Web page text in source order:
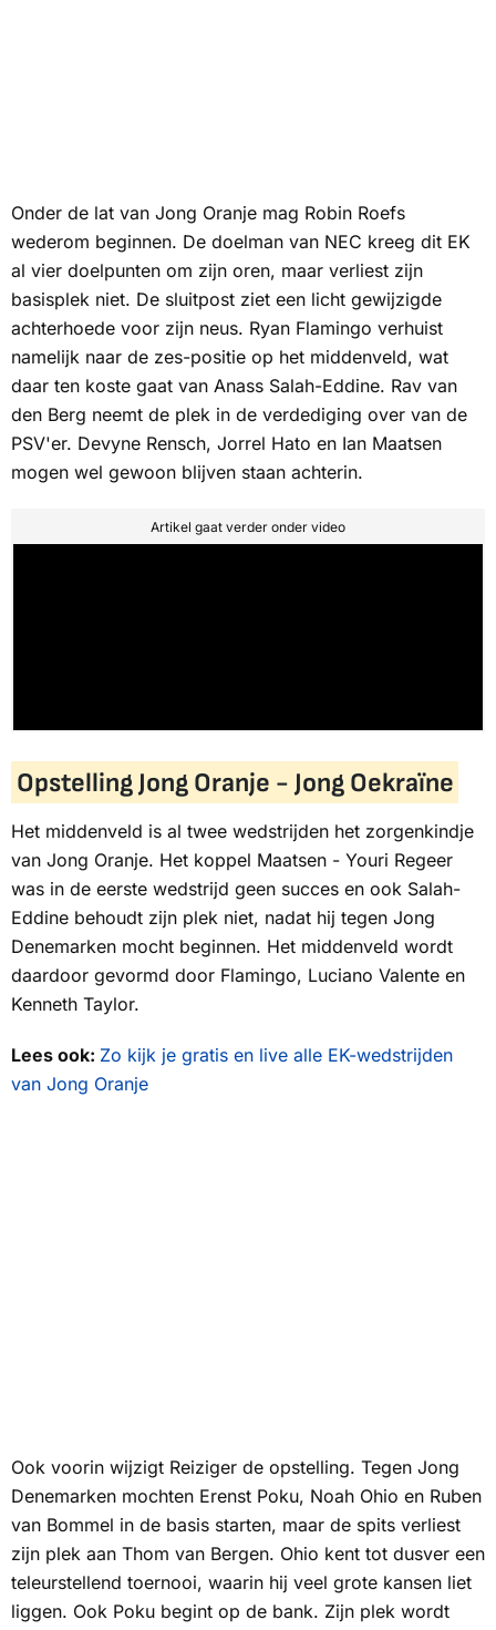
Onder de lat van Jong Oranje mag Robin Roefs
wederom beginnen. De doelman van NEC kreeg dit EK
al vier doelpunten om zijn oren, maar verliest zijn
basisplek niet. De sluitpost ziet een licht gewijzigde
achterhoede voor zijn neus. Ryan Flamingo verhuist
namelijk naar de zes-positie op het middenveld, wat
daar ten koste gaat van Anass Salah-Eddine. Rav van
den Berg neemt de plek in de verdediging over van de
PSV'er. Devyne Rensch, Jorrel Hato en Ian Maatsen
mogen wel gewoon blijven staan achterin.
Artikel gaat verder onder video
Opstelling Jong Oranje - Jong Oekraïne
Het middenveld is al twee wedstrijden het zorgenkindje
van Jong Oranje. Het koppel Maatsen - Youri Regeer
was in de eerste wedstrijd geen succes en ook Salah-
Eddine behoudt zijn plek niet, nadat hij tegen Jong
Denemarken mocht beginnen. Het middenveld wordt
daardoor gevormd door Flamingo, Luciano Valente en
Kenneth Taylor.
Lees ook: Zo kijk je gratis en live alle EK-wedstrijden
van Jong Oranje
Ook voorin wijzigt Reiziger de opstelling. Tegen Jong
Denemarken mochten Erenst Poku, Noah Ohio en Ruben
van Bommel in de basis starten, maar de spits verliest
zijn plek aan Thom van Bergen. Ohio kent tot dusver een
teleurstellend toernooi, waarin hij veel grote kansen liet
liggen. Ook Poku begint op de bank. Zijn plek wordt